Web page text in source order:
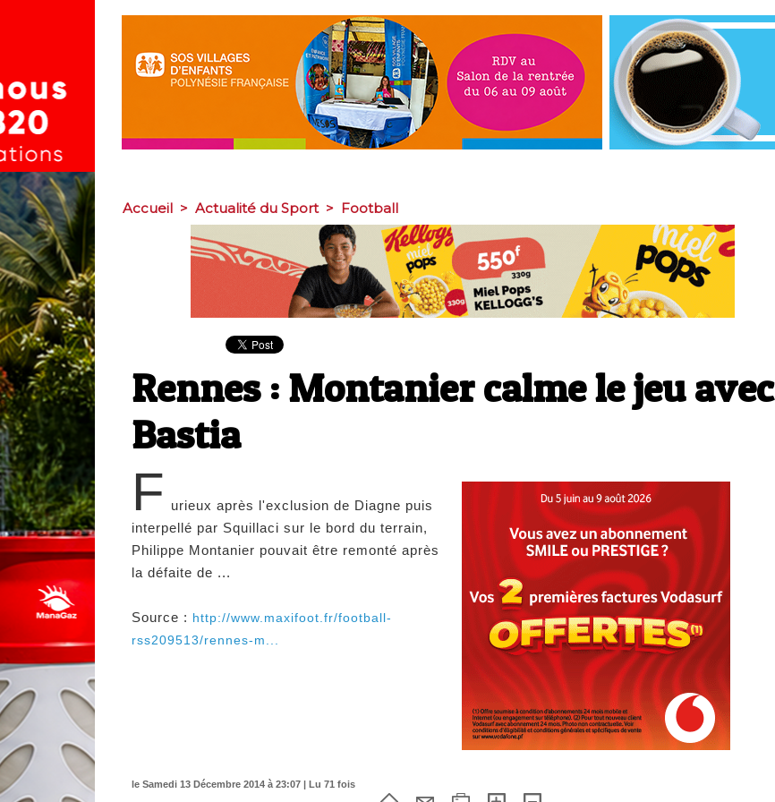
Accueil > Actualité du Sport > Football
Rennes : Montanier calme le jeu avec
Bastia
F urieux après l'exclusion de Diagne puis
interpellé par Squillaci sur le bord du terrain,
Philippe Montanier pouvait être remonté après
la défaite de ...
Source : http://www.maxifoot.fr/football-
rss209513/rennes-m...
le Samedi 13 Décembre 2014 à 23:07 | Lu 71 fois